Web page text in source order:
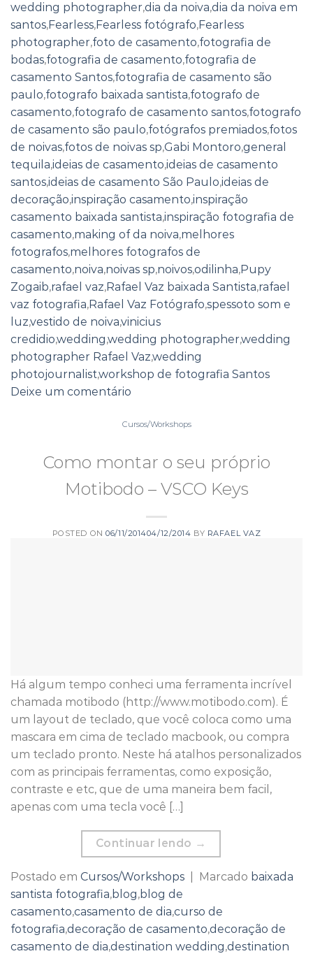
wedding photographer,dia da noiva,dia da noiva em
santos,Fearless,Fearless fotógrafo,Fearless
photographer,foto de casamento,fotografia de
bodas,fotografia de casamento,fotografia de
casamento Santos,fotografia de casamento são
paulo,fotografo baixada santista,fotografo de
casamento,fotografo de casamento santos,fotografo
de casamento são paulo,fotógrafos premiados,fotos
de noivas,fotos de noivas sp,Gabi Montoro,general
tequila,ideias de casamento,ideias de casamento
santos,ideias de casamento São Paulo,ideias de
decoração,inspiração casamento,inspiração
casamento baixada santista,inspiração fotografia de
casamento,making of da noiva,melhores
fotografos,melhores fotografos de
casamento,noiva,noivas sp,noivos,odilinha,Pupy
Zogaib,rafael vaz,Rafael Vaz baixada Santista,rafael
vaz fotografia,Rafael Vaz Fotógrafo,spessoto som e
luz,vestido de noiva,vinicius
credidio,wedding,wedding photographer,wedding
photographer Rafael Vaz,wedding
photojournalist,workshop de fotografia Santos
Deixe um comentário
Cursos/Workshops
Como montar o seu próprio
Motibodo – VSCO Keys
POSTED ON06/11/201404/12/2014 BY RAFAEL VAZ
Há algum tempo conheci uma ferramenta incrível
chamada motibodo (http://www.motibodo.com). É
um layout de teclado, que você coloca como uma
mascara em cima de teclado macbook, ou compra
um teclado pronto. Neste há atalhos personalizados
com as principais ferramentas, como exposição,
contraste e etc, que de uma maneira bem facil,
apenas com uma tecla você […]
Continuar lendo →
Postado em Cursos/Workshops Marcado baixada
santista fotografia,blog,blog de
casamento,casamento de dia,curso de
fotografia,decoração de casamento,decoração de
casamento de dia,destination wedding,destination